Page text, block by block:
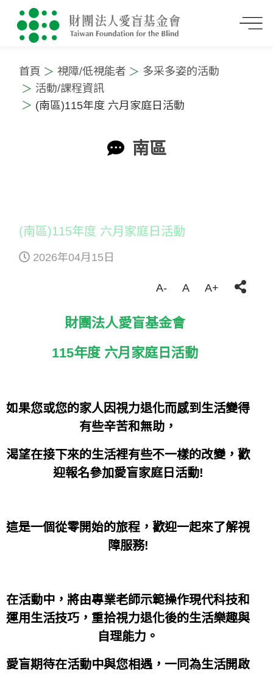
首頁 視障/低視能者
多采多姿的活動
活動/課程資訊
(南區)115年度 六月家庭日活動
南區
(南區)115年度 六月家庭日活動
2026年04月15日
A- A A+
財團法人愛盲基金會
115年度 六月家庭日活動
如果您或您的家人因視力退化而感到生活變得
有些辛苦和無助，
渴望在接下來的生活裡有些不一樣的改變，歡
迎報名參加愛盲家庭日活動!
這是一個從零開始的旅程，歡迎一起來了解視
障服務!
在活動中，將由專業老師示範操作現代科技和
運用生活技巧，重拾視力退化後的生活樂趣與
自理能力。
愛盲期待在活動中與您相遇，一同為生活開啟